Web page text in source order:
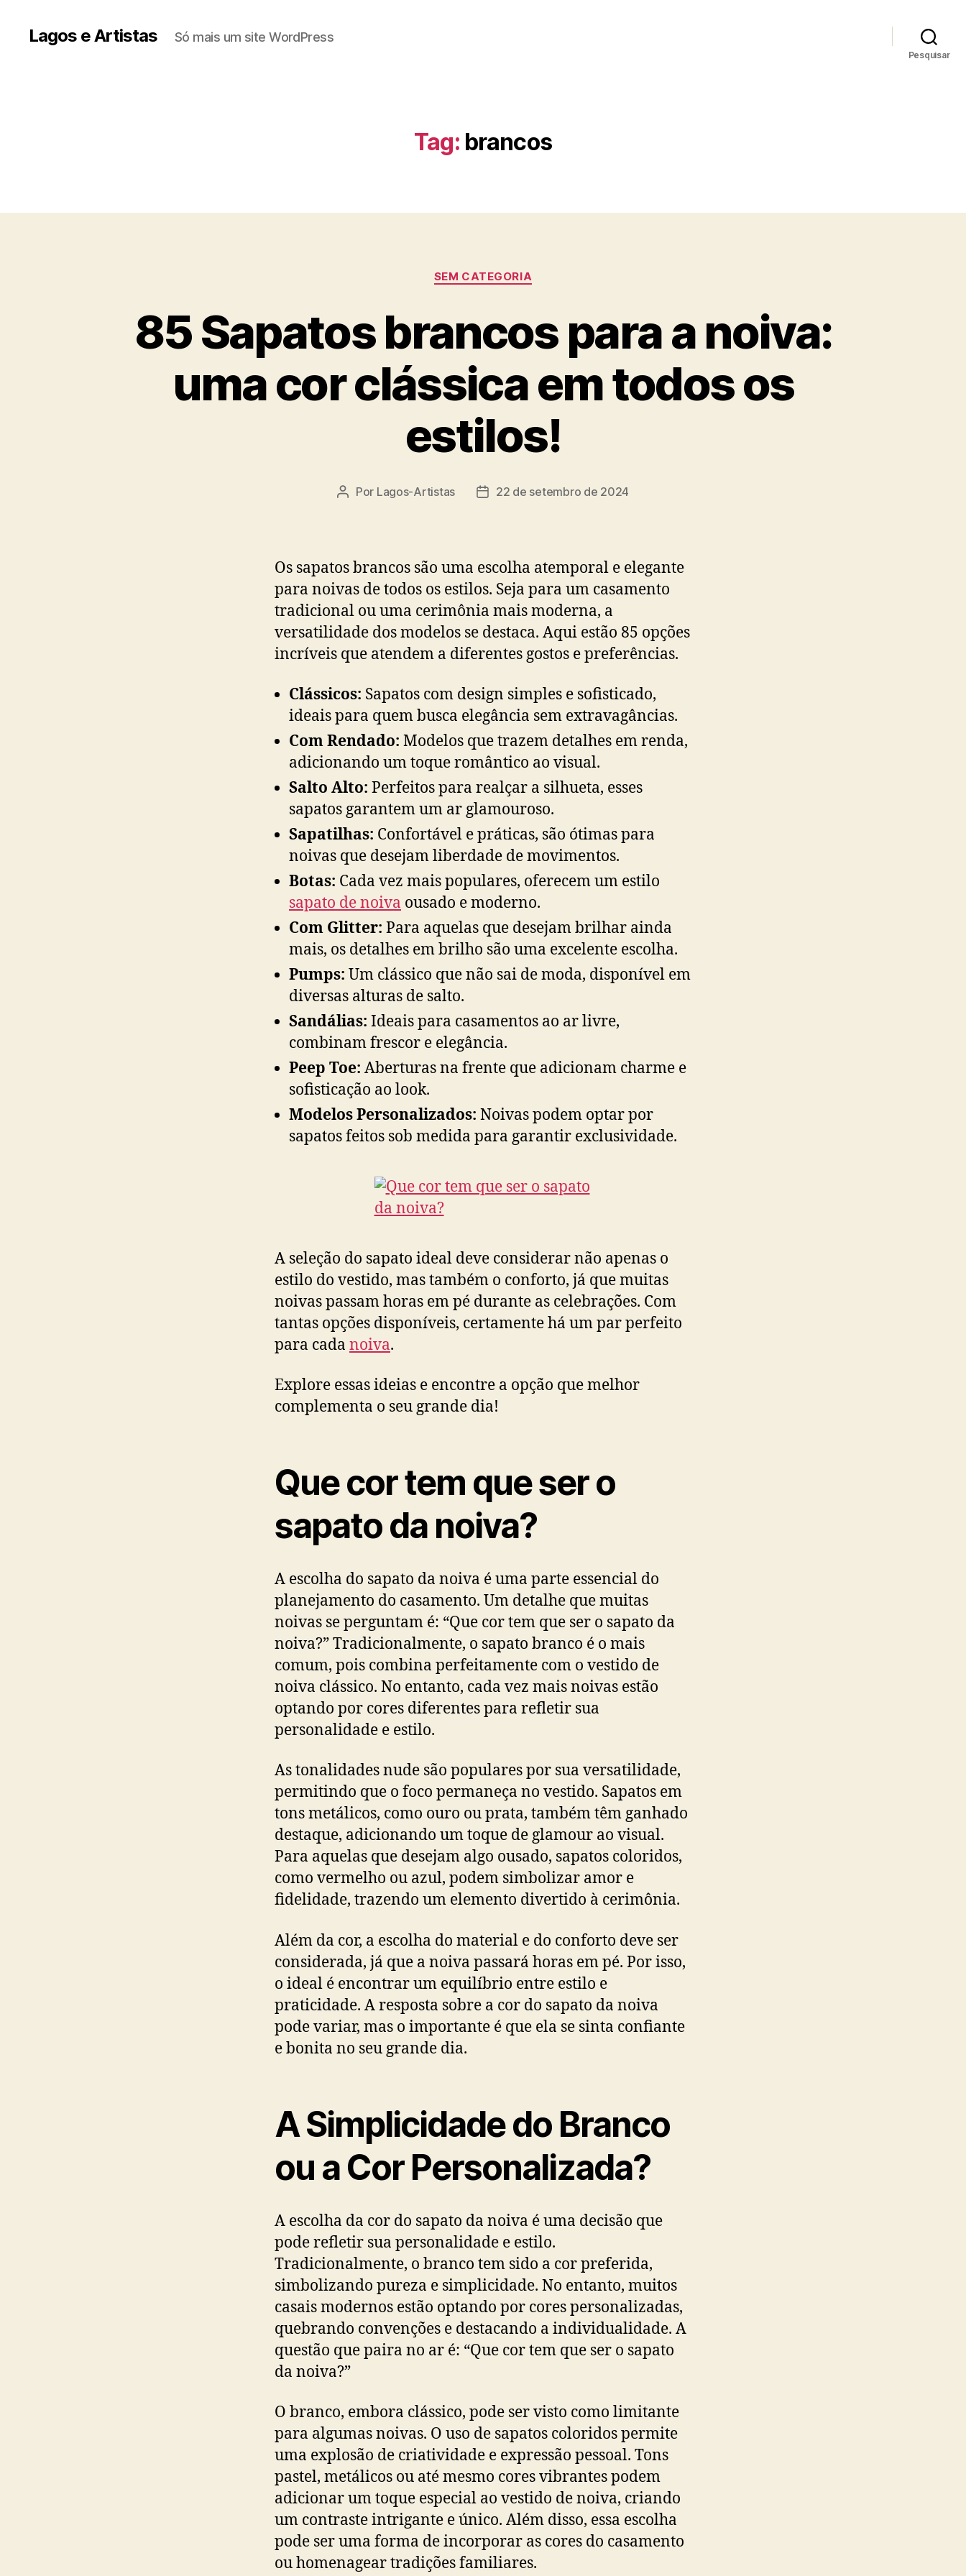
Lagos e Artistas Só mais um site WordPress
Pesquisar
Tag: brancos
Categorias
SEM CATEGORIA
85 Sapatos brancos para a noiva:
uma cor clássica em todos os
estilos!
Autor
Por Lagos-Artistas
Data22 de setembro de 2024
Os sapatos brancos são uma escolha atemporal e elegante
para noivas de todos os estilos. Seja para um casamento
tradicional ou uma cerimônia mais moderna, a
versatilidade dos modelos se destaca. Aqui estão 85 opções
incríveis que atendem a diferentes gostos e preferências.
Clássicos: Sapatos com design simples e sofisticado,
ideais para quem busca elegância sem extravagâncias.
Com Rendado: Modelos que trazem detalhes em renda,
adicionando um toque romântico ao visual.
Salto Alto: Perfeitos para realçar a silhueta, esses
sapatos garantem um ar glamouroso.
Sapatilhas: Confortável e práticas, são ótimas para
noivas que desejam liberdade de movimentos.
Botas: Cada vez mais populares, oferecem um estilo
sapato de noiva ousado e moderno.
Com Glitter: Para aquelas que desejam brilhar ainda
mais, os detalhes em brilho são uma excelente escolha.
Pumps: Um clássico que não sai de moda, disponível em
diversas alturas de salto.
Sandálias: Ideais para casamentos ao ar livre,
combinam frescor e elegância.
Peep Toe: Aberturas na frente que adicionam charme e
sofisticação ao look.
Modelos Personalizados: Noivas podem optar por
sapatos feitos sob medida para garantir exclusividade.
A seleção do sapato ideal deve considerar não apenas o
estilo do vestido, mas também o conforto, já que muitas
noivas passam horas em pé durante as celebrações. Com
tantas opções disponíveis, certamente há um par perfeito
para cada noiva.
Explore essas ideias e encontre a opção que melhor
complementa o seu grande dia!
Que cor tem que ser o
sapato da noiva?
A escolha do sapato da noiva é uma parte essencial do
planejamento do casamento. Um detalhe que muitas
noivas se perguntam é: “Que cor tem que ser o sapato da
noiva?” Tradicionalmente, o sapato branco é o mais
comum, pois combina perfeitamente com o vestido de
noiva clássico. No entanto, cada vez mais noivas estão
optando por cores diferentes para refletir sua
personalidade e estilo.
As tonalidades nude são populares por sua versatilidade,
permitindo que o foco permaneça no vestido. Sapatos em
tons metálicos, como ouro ou prata, também têm ganhado
destaque, adicionando um toque de glamour ao visual.
Para aquelas que desejam algo ousado, sapatos coloridos,
como vermelho ou azul, podem simbolizar amor e
fidelidade, trazendo um elemento divertido à cerimônia.
Além da cor, a escolha do material e do conforto deve ser
considerada, já que a noiva passará horas em pé. Por isso,
o ideal é encontrar um equilíbrio entre estilo e
praticidade. A resposta sobre a cor do sapato da noiva
pode variar, mas o importante é que ela se sinta confiante
e bonita no seu grande dia.
A Simplicidade do Branco
ou a Cor Personalizada?
A escolha da cor do sapato da noiva é uma decisão que
pode refletir sua personalidade e estilo.
Tradicionalmente, o branco tem sido a cor preferida,
simbolizando pureza e simplicidade. No entanto, muitos
casais modernos estão optando por cores personalizadas,
quebrando convenções e destacando a individualidade. A
questão que paira no ar é: “Que cor tem que ser o sapato
da noiva?”
O branco, embora clássico, pode ser visto como limitante
para algumas noivas. O uso de sapatos coloridos permite
uma explosão de criatividade e expressão pessoal. Tons
pastel, metálicos ou até mesmo cores vibrantes podem
adicionar um toque especial ao vestido de noiva, criando
um contraste intrigante e único. Além disso, essa escolha
pode ser uma forma de incorporar as cores do casamento
ou homenagear tradições familiares.